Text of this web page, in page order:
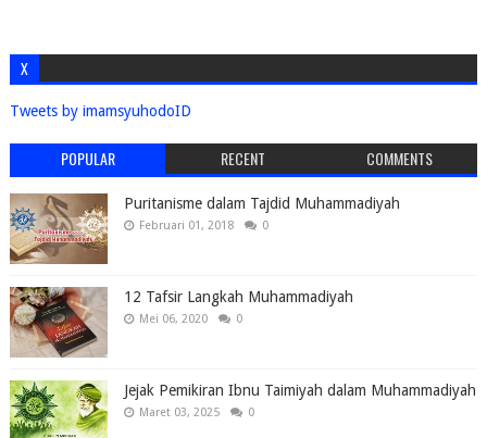
X
Tweets by imamsyuhodoID
POPULAR RECENT COMMENTS
Puritanisme dalam Tajdid Muhammadiyah
Februari 01, 2018 0
12 Tafsir Langkah Muhammadiyah
Mei 06, 2020 0
Jejak Pemikiran Ibnu Taimiyah dalam Muhammadiyah
Maret 03, 2025 0